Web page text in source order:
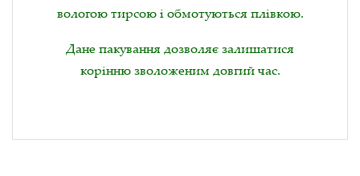
вологою тирсою і обмотуються плівкою.
Дане пакування дозволяє залишатися
корінню зволоженим довгий час.